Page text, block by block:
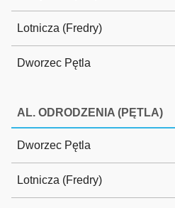
Lotnicza (Fredry)
Dworzec Pętla
AL. ODRODZENIA (PĘTLA)
Dworzec Pętla
Lotnicza (Fredry)